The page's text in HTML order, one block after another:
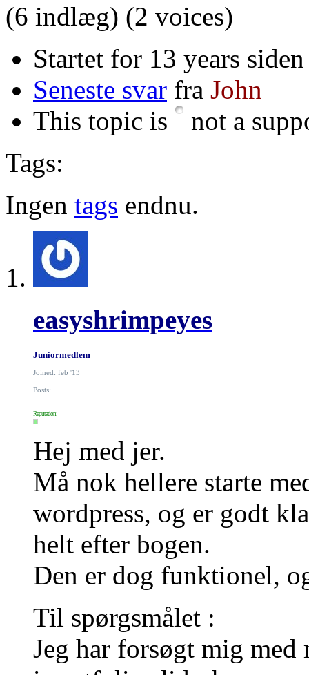
(6 indlæg) (2 voices)
Startet for 13 years
Seneste svar fra John
This topic is
not a
Tags:
Ingen tags endnu.
easyshrimpeyes
Juniormedlem
Joined: feb '13
Posts:
Reputation:
Hej med jer.
Må nok hellere starte
wordpress, og er godt
helt efter bogen.
Den er dog funktionel,
Til spørgsmålet :
Jeg har forsøgt mig